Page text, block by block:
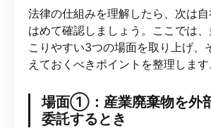
法律の仕組みを理解したら、次は
はめて確認しましょう。ここでは
こりやすい3つの場面を取り上げ、
えておくべきポイントを整理します
場面①：産業廃棄物を外
委託するとき